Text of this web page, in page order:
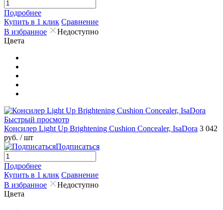
Подробнее
Купить в 1 клик Сравнение
В избранное
Недоступно
Цвета
Быстрый просмотр
Консилер Light Up Brightening Cushion Concealer, IsaDora 3 042
руб. / шт
Подписаться
Подробнее
Купить в 1 клик Сравнение
В избранное
Недоступно
Цвета